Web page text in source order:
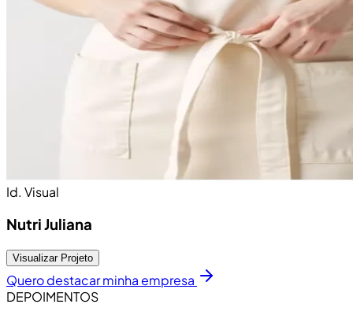
Id. Visual
Nutri Juliana
Visualizar Projeto
Quero destacar minha empresa
DEPOIMENTOS